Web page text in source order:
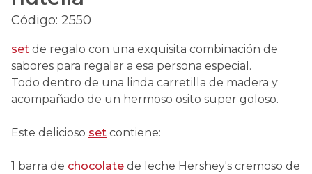
Código: 2550
set de regalo con una exquisita combinación de
sabores para regalar a esa persona especial.
Todo dentro de una linda carretilla de madera y
acompañado de un hermoso osito super goloso.
Este delicioso set contiene:
1 barra de chocolate de leche Hershey's cremoso de